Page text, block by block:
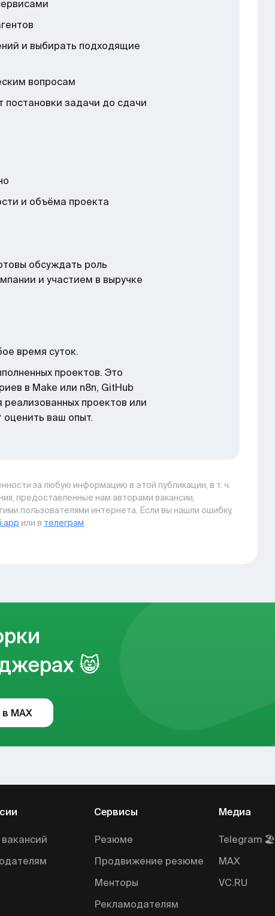
и выбирать подходящие
вопросам
постановки задачи до сдачи
и объёма проекта
обсуждать роль
и участием в выручке
время суток.
проектов. Это
в Make или n8n, GitHub
проектов или
оценить ваш опыт.
за любую информацию в этой публикации, в т. ч.
предоставленные нам авторами вакансии,
пользователями интернета. Если вы нашли ошибку,
или в телеграм
😸
MAX
Сервисы
Резюме
Продвижение резюме
Менторы
Рекламодателям
Медиа
Telegram 🏖
MAX
VC.RU